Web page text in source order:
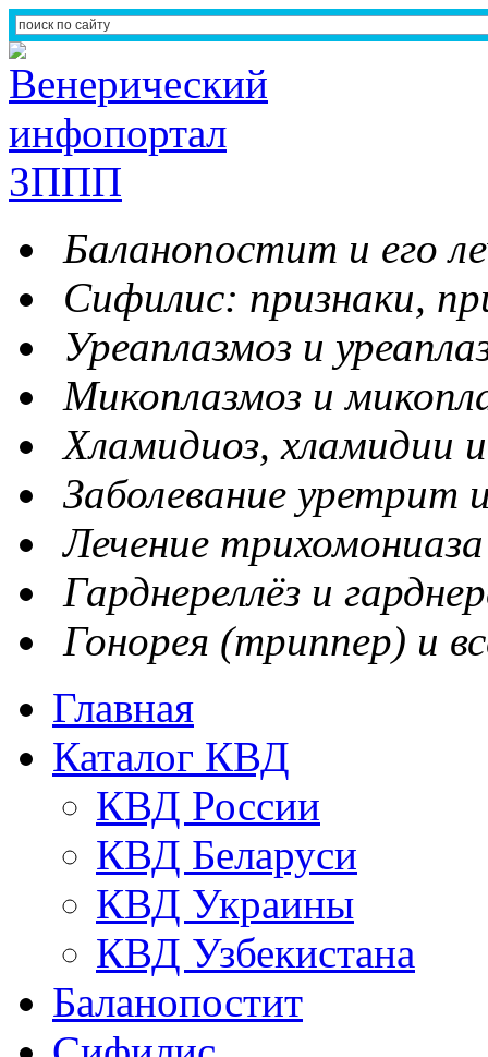
Баланопостит и его
Сифилис: признаки,
Уреаплазмоз и
Микоплазмоз и
Хламидиоз, хламидии
Заболевание уретрит
Лечение
Гарднереллёз и
Гонорея (триппер) и
Главная
Каталог КВД
КВД России
КВД Беларуси
КВД Украины
КВД Узбекистана
Баланопостит